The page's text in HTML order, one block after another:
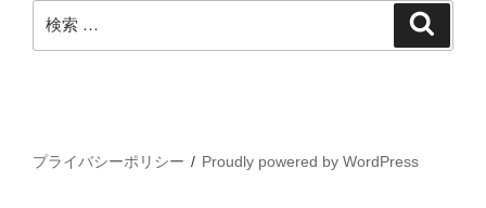
検
索:
プライバシーポリシー Proudly powered by WordPress